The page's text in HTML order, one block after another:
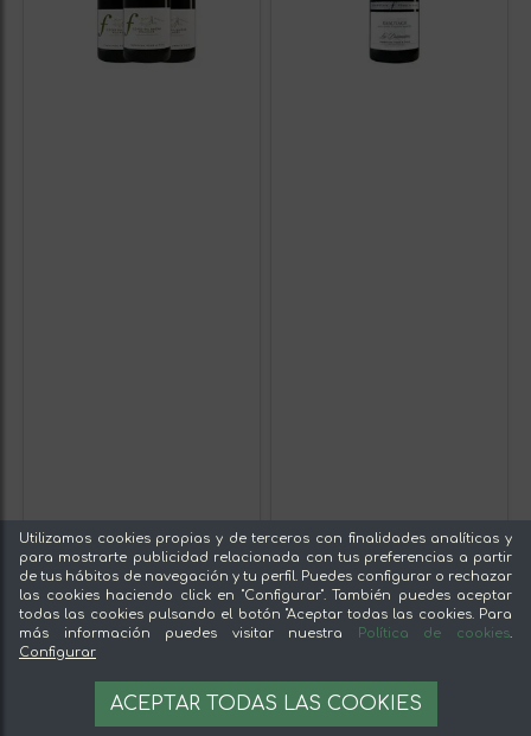
Utilizamos cookies propias y de terceros con finalidades analíticas y
para mostrarte publicidad relacionada con tus preferencias a partir
de tus hábitos de navegación y tu perfil. Puedes configurar o rechazar
las cookies haciendo click en "Configurar". También puedes aceptar
todas las cookies pulsando el botón "Aceptar todas las cookies. Para
más información puedes visitar nuestra
Política de cookies.
Configurar
ACEPTAR TODAS LAS COOKIES